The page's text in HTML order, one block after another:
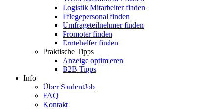
Logistik Mitarbeiter finden
Pflegepersonal finden
Umfrageteilnehmer finden
Promoter finden
Erntehelfer finden
Praktische Tipps
Anzeige optimieren
B2B Tipps
Info
Über StudentJob
FAQ
Kontakt